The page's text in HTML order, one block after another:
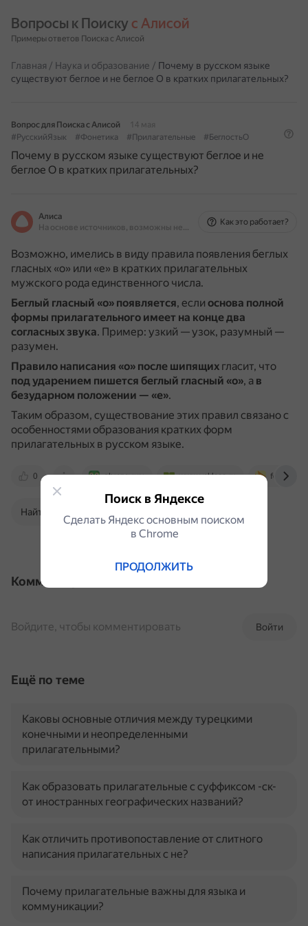
Вопросы к Поиску с Алисой
Примеры ответов Поиска с Алисой
Главная / Наука и образование / Почему в русском языке
существуют беглое и не беглое О в кратких прилагательных?
Вопрос для Поиска с Алисой
14 мая
#РусскийЯзык
#Фонетика #Прилагательные #БеглостьО
Почему в русском языке существуют беглое и не
беглое О в кратких прилагательных?
Алиса
На основе источников, возможны неточности
Как это работает?
Возможно, имелись в виду правила появления беглых
гласных «о» или «е» в кратких прилагательных
мужского рода единственного числа.
Беглый гласный «о» появляется, если основа полной
формы прилагательного имеет на конце два
согласных звука. Пример: узкий — узок, разумный —
разумен.
Правило написания «о» после шипящих гласит, что
под ударением пишется беглый гласный «о», а в
безударном положении — «е».
Таким образом, существование этих правил связано с
особенностями образования кратких форм
прилагательных в русском языке.
0 obrazavr.ru www.yaklass.ru foxford.ru
Найти в Поиске
Комментарии
Войти
Войдите, чтобы комментировать
Ещё по теме
Каковы основные отличия между турецкими
конечными и неопределенными
прилагательными?
Как образовать прилагательные с суффиксом -ск-
от иностранных географических названий?
Как отличить противопоставление от слитного
написания прилагательных с не?
Почему прилагательные важны для языка и
коммуникации?
Поиск в Яндексе
Сделать Яндекс основным поиском
в Сhrome
ПРОДОЛЖИТЬ